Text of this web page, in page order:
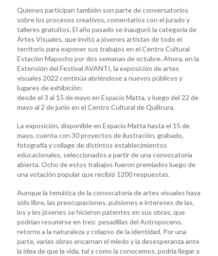
Quienes participan también son parte de conversatorios
sobre los procesos creativos, comentarios con el jurado y
talleres gratuitos. El año pasado se inauguró la categoría de
Artes Visuales, que invitó a jóvenes artistas de todo el
territorio para exponer sus trabajos en el Centro Cultural
Estación Mapocho por dos semanas de octubre. Ahora, en la
Extensión del Festival AVANTI, la exposición de artes
visuales 2022 continúa abriéndose a nuevos públicos y
lugares de exhibición:
desde el 3 al 15 de mayo en Espacio Matta, y luego del 22 de
mayo al 2 de junio en el Centro Cultural de Quilicura.
La exposición, disponible en Espacio Matta hasta el 15 de
mayo, cuenta con 30 proyectos de ilustración, grabado,
fotografía y collage de distintos establecimientos
educacionales, seleccionados a partir de una convocatoria
abierta. Ocho de estos trabajos fueron premiados luego de
una votación popular que recibió 1200 respuestas.
Aunque la temática de la convocatoria de artes visuales haya
sido libre, las preocupaciones, pulsiones e intereses de las,
los y les jóvenes se hicieron patentes en sus obras, que
podrían resumirse en tres: pesadillas del Antropoceno,
retorno a la naturaleza y colapso de la identidad. Por una
parte, varias obras encarnan el miedo y la desesperanza ante
la idea de que la vida, tal y como la conocemos, podría llegar a